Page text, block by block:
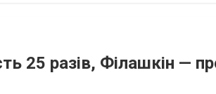
25 разів, Філашкін —